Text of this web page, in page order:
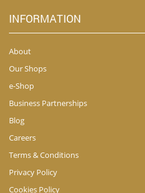
INFORMATION
About
Our Shops
e-Shop
Business Partnerships
Blog
Careers
Terms & Conditions
Privacy Policy
Cookies Policy